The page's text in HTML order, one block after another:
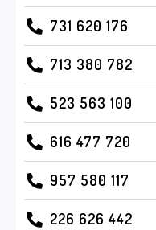
731 620 176
713 380 782
523 563 100
616 477 720
957 580 117
226 626 442